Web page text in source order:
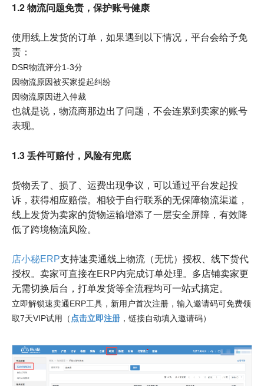
1.2 物流问题免责，保护账号健康
使用线上发货的订单，如果遇到以下情况，平台会给予免
责：
DSR物流评分1-3分
因物流原因被买家提起纠纷
因物流原因进入仲裁
也就是说，物流商那边出了问题，不会连累到卖家的账号
表现。
1.3 丢件可赔付，风险有兜底
货物丢了、损了、运费出现争议，可以通过平台发起投
诉，获得相应赔偿。相较于自行联系的无保障物流渠道，
线上发货为卖家的货物运输增添了一层安全屏障，有效降
低了跨境物流风险。
店小秘ERP支持速卖通线上物流（无忧）授权、线下货代
授权。卖家可直接在ERP内完成订单处理。多店铺卖家更
无需切换后台，打单发货等全流程均可一站式搞定。
立即解锁速卖通ERP工具，新用户首次注册，输入邀请码可免费领
取7天VIP试用（点击立即注册 ，链接自动填入邀请码）